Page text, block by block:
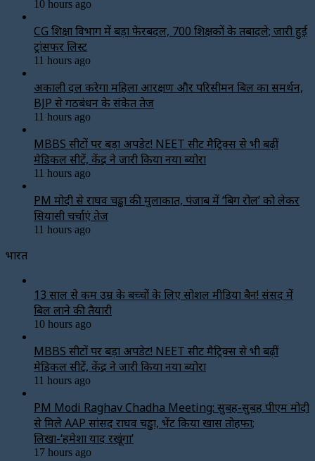
10 hours ago
CG शिक्षा विभाग में बड़ा फेरबदल, 700 शिक्षकों के तबादले; जारी हुई
ट्रांसफर लिस्ट
11 hours ago
अकाली दल करेगा महिला आरक्षण और परिसीमन बिल का समर्थन,
BJP से गठबंधन के संकेत तेज
11 hours ago
MBBS सीटों पर बड़ा अपडेट! NEET सीट मैट्रिक्स से भी बढ़ीं
मेडिकल सीटें, केंद्र ने जारी किया नया ब्योरा
11 hours ago
PM मोदी से राघव चड्ढा की मुलाकात, पंजाब में ‘बिग रोल’ को लेकर
सियासी चर्चाएं तेज
11 hours ago
भारत
13 साल से कम उम्र के बच्चों के लिए सोशल मीडिया बैन! संसद में
बिल लाने की तैयारी
10 hours ago
MBBS सीटों पर बड़ा अपडेट! NEET सीट मैट्रिक्स से भी बढ़ीं
मेडिकल सीटें, केंद्र ने जारी किया नया ब्योरा
11 hours ago
PM Modi Raghav Chadha Meeting: सुबह-सुबह पीएम मोदी
से मिले AAP सांसद राघव चड्ढा, भेंट किया खास तोहफा;
लिखा-‘हमेशा याद रखूंगा’
17 hours ago